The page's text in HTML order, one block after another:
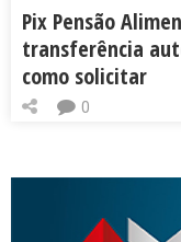
Pix Pensão
transferência
como solicitar
0